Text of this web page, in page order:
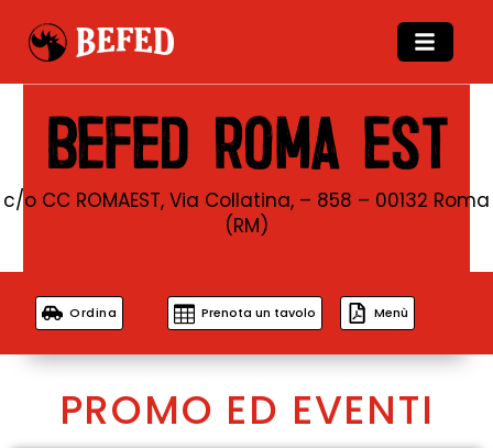
BEFED ROMA EST
c/o CC ROMAEST, Via Collatina, – 858 – 00132 Roma
(RM)
Ordina Prenota un tavolo Menù
PROMO ED EVENTI